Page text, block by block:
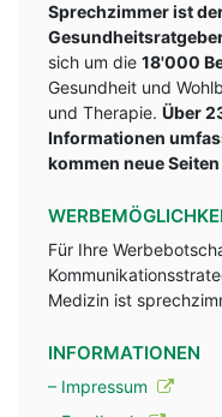
Sprechzimmer ist
sich um die 18'000
Gesundheit und
und Therapie. Über
Informationen
kommen neue
Für Ihre
Medizin ist
INFORMATIONEN
– Impressum